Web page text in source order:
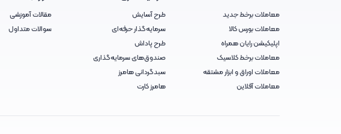
معاملات برخط جدید
معاملات بورس کالا
اپلیکیشن رایان همراه
معاملات برخط کلاسیک
معاملات اوراق و ابزار مشتقه
معاملات آفلاین
طرح آسایش
سرمایه‌گذار حرفه‌ای
طرح پاداش
صندوق‌های سرمایه‌گذاری
سبدگردانی هامرز
هامرز کارت
مقالات آموزشی
سوالات متداول